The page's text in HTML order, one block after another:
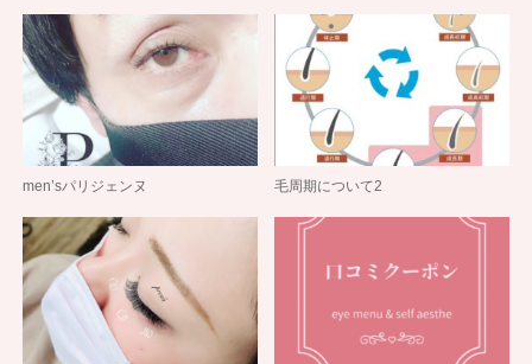
men’sパリジェンヌ 毛周期について2